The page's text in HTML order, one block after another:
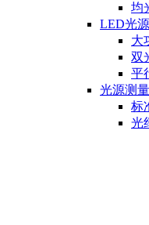
均
LED光源
大
双
平
光源测量
标
光